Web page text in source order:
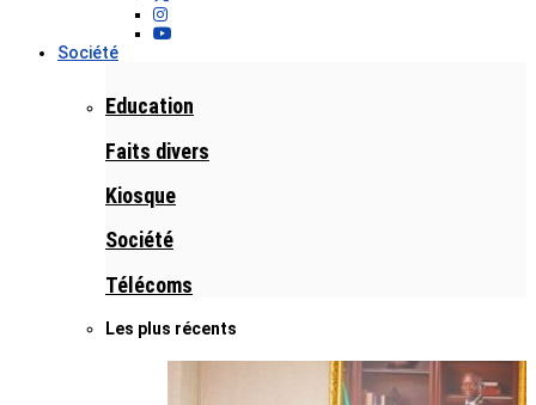
Société
Education
Faits divers
Kiosque
Société
Télécoms
Les plus récents